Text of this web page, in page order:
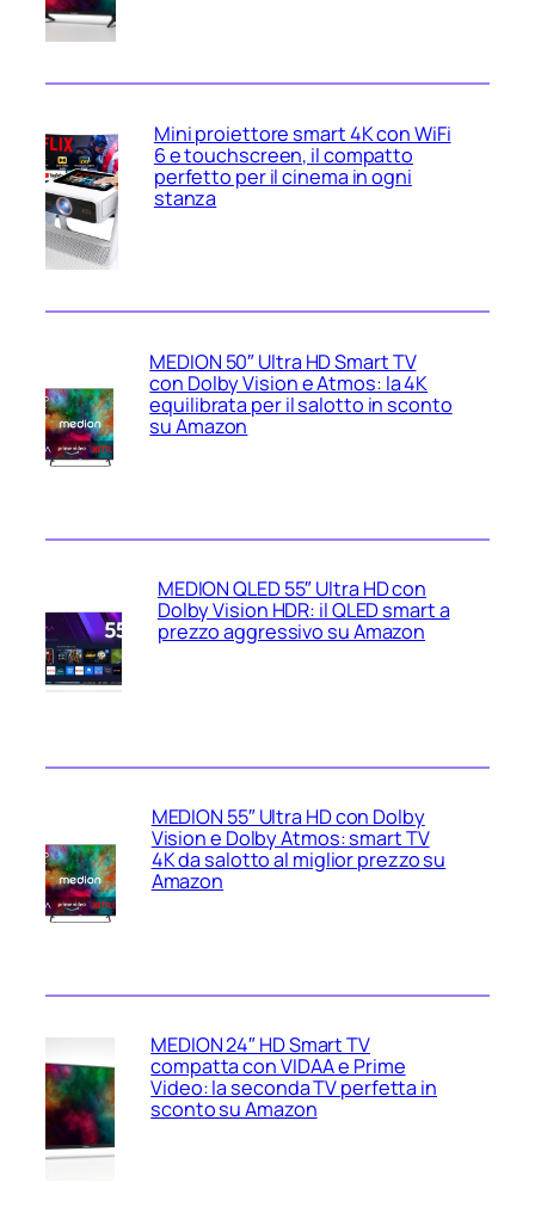
Mini proiettore smart 4K con WiFi
6 e touchscreen, il compatto
perfetto per il cinema in ogni
stanza
MEDION 50″ Ultra HD Smart TV
con Dolby Vision e Atmos: la 4K
equilibrata per il salotto in sconto
su Amazon
MEDION QLED 55″ Ultra HD con
Dolby Vision HDR: il QLED smart a
prezzo aggressivo su Amazon
MEDION 55″ Ultra HD con Dolby
Vision e Dolby Atmos: smart TV
4K da salotto al miglior prezzo su
Amazon
MEDION 24″ HD Smart TV
compatta con VIDAA e Prime
Video: la seconda TV perfetta in
sconto su Amazon